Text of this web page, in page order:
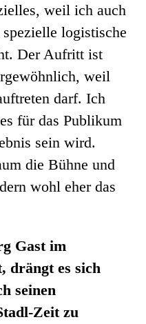
weil ich auch
logistische
Der Aufritt ist
weil
darf. Ich
für das Publikum
sein wird.
die Bühne und
wohl eher das
Gast im
drängt es sich
seinen
Zeit zu